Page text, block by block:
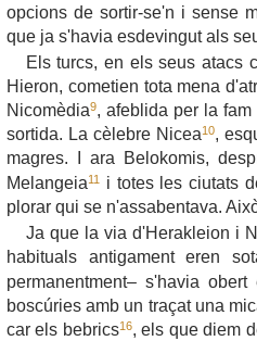
opcions de sortir-se'n i sense
que ja s'havia esdevingut als
Els turcs, en els seus atacs
Hieron, cometien tota mena
Nicomèdia9, afeblida per la
sortida. La cèlebre Nicea10,
magres. I ara Belokomis,
Melangeia11
i totes les ciutats
plorar qui se n'assabentava.
Ja que la via d'Herakleion i
habituals antigament eren
permanentment– s'havia
boscúries amb un traçat una
car els bebrics16, els que diem